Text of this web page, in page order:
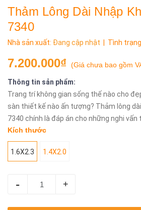
Thảm Lông Dài Nhập
7340
Nhà sản xuất: Đang cập nhật | Tình
7.200.000₫ (Giá chưa bao gồm
Thông tin sản phẩm:
Trang trí không gian sống thế nào cho
sàn thiết kế nào ấn tượng? Thảm lông
7340 chính là đáp án cho những nghi vấn
Kích thước
1.6X2.3 1.4X2.0
- +